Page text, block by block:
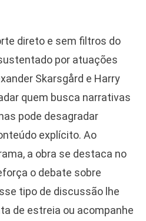
direto e sem filtros do
por atuações
Skarsgård e Harry
quem busca narrativas
pode desagradar
explícito. Ao
a obra se destaca no
o debate sobre
tipo de discussão lhe
de estreia ou acompanhe